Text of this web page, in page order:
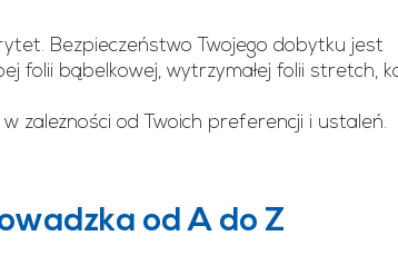
Bezpieczeństwo Twojego dobytku jest
folii bąbelkowej, wytrzymałej folii stretch,
zależności od Twoich preferencji i ustaleń.
od A do Z